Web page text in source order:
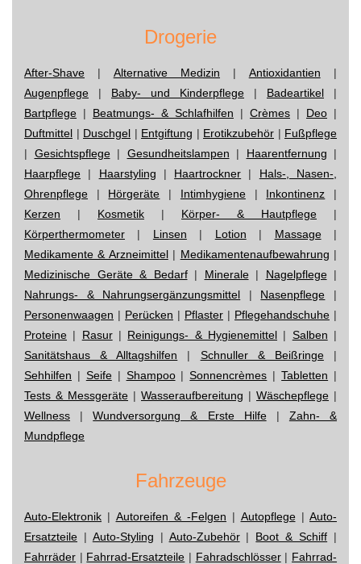
Drogerie
After-Shave | Alternative Medizin | Antioxidantien |
Augenpflege | Baby- und Kinderpflege | Badeartikel |
Bartpflege | Beatmungs- & Schlafhilfen | Crèmes | Deo |
Duftmittel | Duschgel | Entgiftung | Erotikzubehör | Fußpflege
| Gesichtspflege| Gesundheitslampen | Haarentfernung |
Haarpflege | Haarstyling | Haartrockner | Hals-, Nasen-,
Ohrenpflege | Hörgeräte | Intimhygiene| Inkontinenz |
Kerzen | Kosmetik | Körper- & Hautpflege |
Körperthermometer | Linsen | Lotion | Massage|
Medikamente & Arzneimittel| Medikamentenaufbewahrung |
Medizinische Geräte & Bedarf| Minerale| Nagelpflege|
Nahrungs- & Nahrungsergänzungsmittel | Nasenpflege |
Personenwaagen | Perücken | Pflaster | Pflegehandschuhe |
Proteine | Rasur| Reinigungs- & Hygienemittel | Salben |
Sanitätshaus & Alltagshilfen | Schnuller & Beißringe|
Sehhilfen | Seife| Shampoo|Sonnencrèmes |Tabletten |
Tests & Messgeräte | Wasseraufbereitung | Wäschepflege |
Wellness |Wundversorgung & Erste Hilfe| Zahn- &
Mundpflege
Fahrzeuge
Auto-Elektronik | Autoreifen & -Felgen | Autopflege| Auto-
Ersatzteile | Auto-Styling | Auto-Zubehör| Boot & Schiff |
Fahrräder | Fahrrad-Ersatzteile | Fahradschlösser| Fahrrad-